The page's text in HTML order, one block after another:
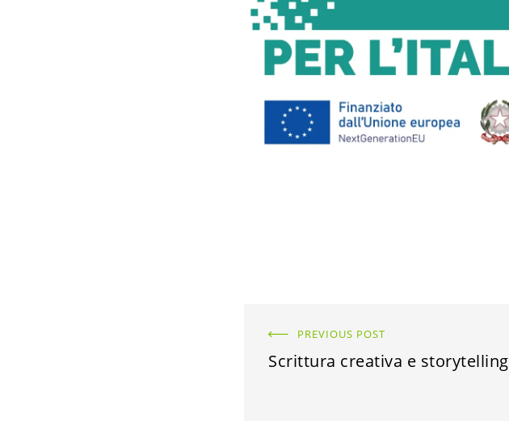
PREVIOUS POST
Scrittura creativa e storytelling